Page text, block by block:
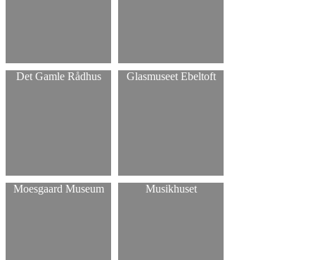
Det Gamle Rådhus Glasmuseet Ebeltoft
Moesgaard Museum Musikhuset